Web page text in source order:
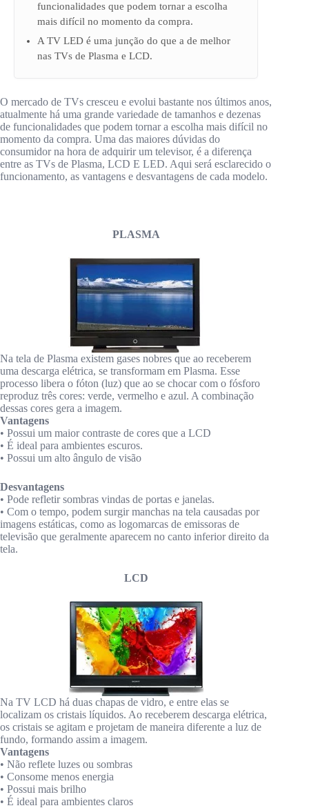
funcionalidades que podem tornar a escolha
mais difícil no momento da compra.
A TV LED é uma junção do que a de melhor
nas TVs de Plasma e LCD.
O mercado de TVs cresceu e evolui bastante nos últimos anos,
atualmente há uma grande variedade de tamanhos e dezenas
de funcionalidades que podem tornar a escolha mais difícil no
momento da compra. Uma das maiores dúvidas do
consumidor na hora de adquirir um televisor, é a diferença
entre as TVs de Plasma, LCD E LED. Aqui será esclarecido o
funcionamento, as vantagens e desvantagens de cada modelo.
PLASMA
Na tela de Plasma existem gases nobres que ao receberem
uma descarga elétrica, se transformam em Plasma. Esse
processo libera o fóton (luz) que ao se chocar com o fósforo
reproduz três cores: verde, vermelho e azul. A combinação
dessas cores gera a imagem.
Vantagens
• Possui um maior contraste de cores que a LCD
• É ideal para ambientes escuros.
• Possui um alto ângulo de visão
Desvantagens
• Pode refletir sombras vindas de portas e janelas.
• Com o tempo, podem surgir manchas na tela causadas por
imagens estáticas, como as logomarcas de emissoras de
televisão que geralmente aparecem no canto inferior direito da
tela.
LCD
Na TV LCD há duas chapas de vidro, e entre elas se
localizam os cristais líquidos. Ao receberem descarga elétrica,
os cristais se agitam e projetam de maneira diferente a luz de
fundo, formando assim a imagem.
Vantagens
• Não reflete luzes ou sombras
• Consome menos energia
• Possui mais brilho
• É ideal para ambientes claros